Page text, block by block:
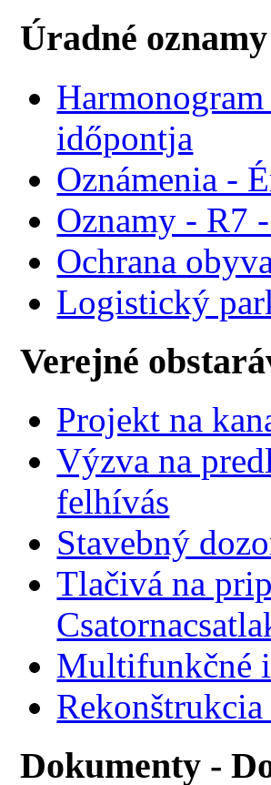
Úradné
időpontja
Oznámenia -
Oznamy - R7
Ochrana
Logistický
Verejné
Projekt na
Výzva na
felhívás
Stavebný
Tlačivá na
Multifunkčné
Dokumenty -